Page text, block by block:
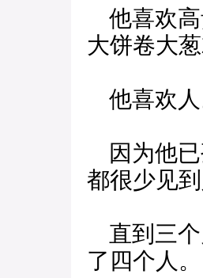
他喜欢高
大饼卷大
他喜欢人
因为他已
都很少见到
直到三个
了四个人。